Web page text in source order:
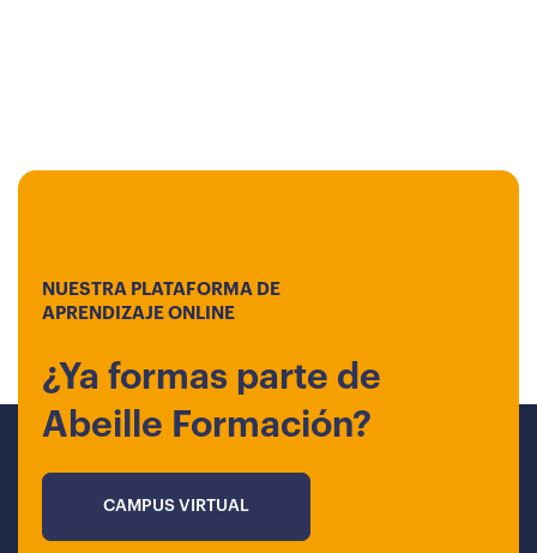
NUESTRA PLATAFORMA DE
APRENDIZAJE ONLINE
¿Ya formas parte de
Abeille Formación?
CAMPUS VIRTUAL